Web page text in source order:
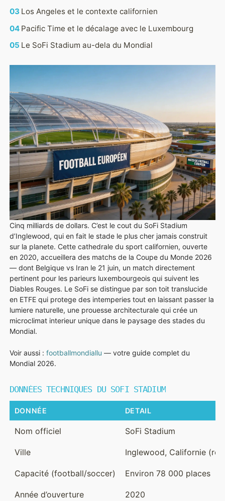
STADES FAQ
Los Angeles et le contexte californien
Pacific Time et le décalage avec le Luxembourg
Le SoFi Stadium au-dela du Mondial
Cinq milliards de dollars. C’est le cout du SoFi Stadium
d’Inglewood, qui en fait le stade le plus cher jamais construit
sur la planete. Cette cathedrale du sport californien, ouverte
en 2020, accueillera des matchs de la Coupe du Monde 2026
— dont Belgique vs Iran le 21 juin, un match directement
pertinent pour les parieurs luxembourgeois qui suivent les
Diables Rouges. Le SoFi se distingue par son toit translucide
en ETFE qui protege des intemperies tout en laissant passer la
lumiere naturelle, une prouesse architecturale qui crée un
microclimat interieur unique dans le paysage des stades du
Mondial.
Voir aussi : footballmondiallu — votre guide complet du
Mondial 2026.
DONNÉES TECHNIQUES DU SOFI STADIUM
DONNÉE DETAIL
Nom officiel SoFi Stadium
Ville Inglewood, Californie
Capacité (football/soccer) Environ 78 000 places
Année d’ouverture 2020